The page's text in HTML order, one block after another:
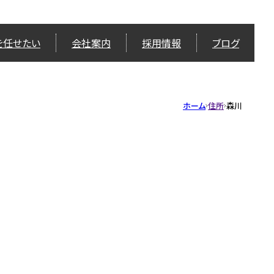
せたい 会社案内 採用情報 ブログ
ホーム 住所 森川